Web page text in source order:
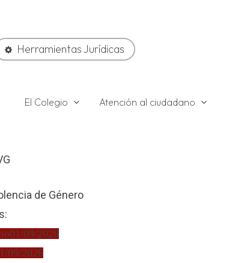
Herramientas Jurídicas
El Colegio Atención al ciudadano
de Género
01/09/2026
09/2026